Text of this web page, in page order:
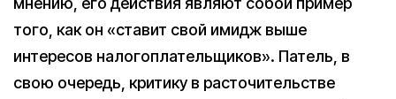
того, как он «ставит свой имидж выше
интересов налогоплательщиков». Патель, в
свою очередь, критику в расточительстве